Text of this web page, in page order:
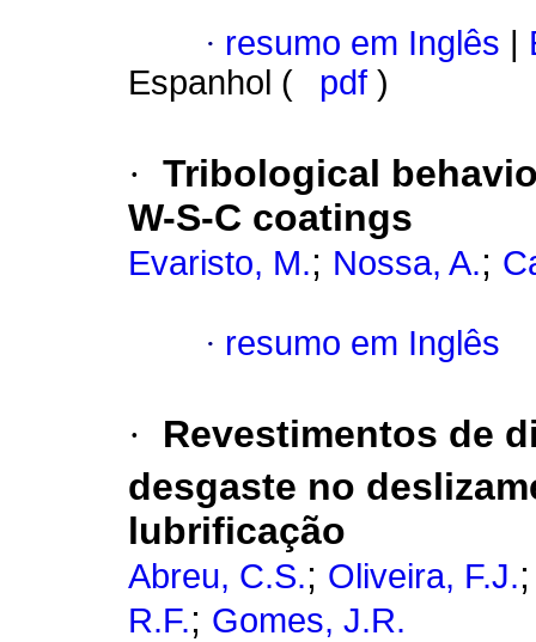
· resumo em Inglês
Espanhol (
pdf )
· Tribological
W-S-C coatings
Evaristo, M.; Nossa, A.;
· resumo em Inglês
·
Revestimentos de
desgaste no
lubrificação
Abreu, C.S.; Oliveira, F.J.
R.F.; Gomes, J.R.